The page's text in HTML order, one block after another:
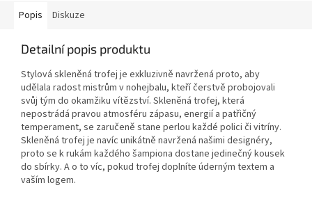
Popis Diskuze
Detailní popis produktu
Stylová skleněná trofej je exkluzivně navržená proto, aby
udělala radost mistrům v nohejbalu, kteří čerstvě probojovali
svůj tým do okamžiku vítězství. Skleněná trofej, která
nepostrádá pravou atmosféru zápasu, energií a patřičný
temperament, se zaručeně stane perlou každé polici či vitríny.
Skleněná trofej je navíc unikátně navržená našimi designéry,
proto se k rukám každého šampiona dostane jedinečný kousek
do sbírky. A o to víc, pokud trofej doplníte úderným textem a
vaším logem.